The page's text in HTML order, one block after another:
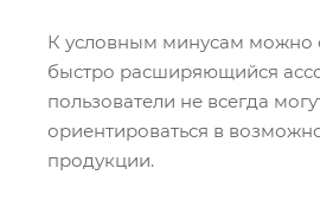
К условным минусам можно
быстро расширяющийся
пользователи не всегда
ориентироваться в
продукции.